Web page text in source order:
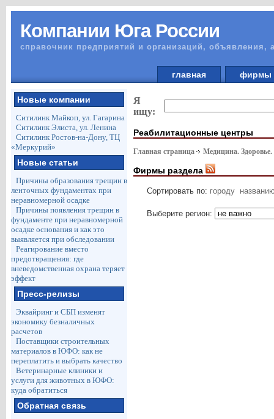
Компании Юга России
справочник предприятий и организаций, объявления,
главная
Новые компании
Ситилинк Майкоп, ул. Гагарина
Ситилинк Элиста, ул. Ленина
Ситилинк Ростов-на-Дону, ТЦ
«Меркурий»
Новые статьи
Причины образования трещин в
ленточных фундаментах при
неравномерной осадке
Причины появления трещин в
фундаменте при неравномерной
осадке основания и как это
выявляется при обследовании
Реагирование вместо
предотвращения: где
вневедомственная охрана теряет
эффект
Пресс-релизы
Эквайринг и СБП изменят
экономику безналичных
расчетов
Поставщики строительных
материалов в ЮФО: как не
переплатить и выбрать качество
Ветеринарные клиники и
услуги для животных в ЮФО:
куда обратиться
Обратная связь
Я
ищу:
Реабилитационные центры
Главная страница Медицина. Здоровье.
Фирмы раздела
Сортировать по: городу
Выберите регион: